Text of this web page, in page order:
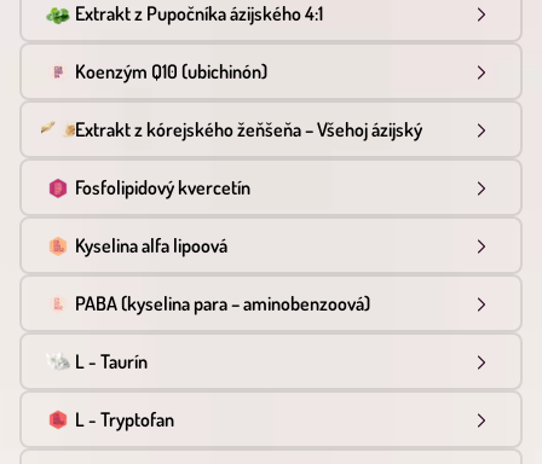
Extrakt z Pupočníka ázijského 4:1
Koenzým Q10 (ubichinón)
Extrakt z kórejského žeňšeňa – Všehoj ázijský
Fosfolipidový kvercetín
Kyselina alfa lipoová
PABA (kyselina para – aminobenzoová)
L - Taurín
L - Tryptofan